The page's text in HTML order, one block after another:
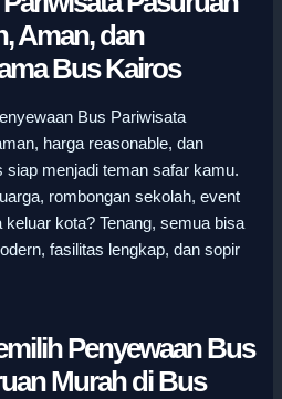
Aman, dan
Bus Kairos
Bus Pariwisata
harga reasonable, dan
menjadi teman safar kamu.
rombongan sekolah, event
keluar kota? Tenang, semua bisa
fasilitas lengkap, dan sopir
Penyewaan Bus
Murah di Bus